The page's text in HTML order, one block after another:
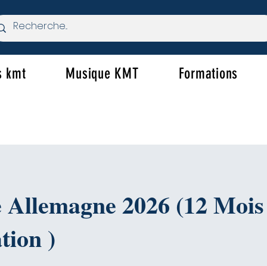
kmt Musique KMT Formations
2026 (12
)